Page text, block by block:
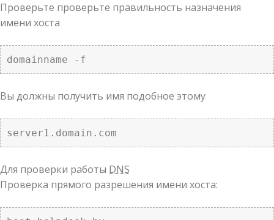
Проверьте проверьте правильность назначения
имени хоста
domainname -f
Вы должны получить имя подобное этому
server1.domain.com
Для проверки работы DNS
Проверка прямого разрешения имени хоста: